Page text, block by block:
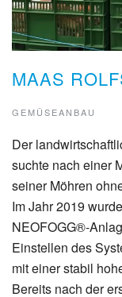
MAAS
GEMÜSEANBAU
Der
suchte nach einer
seiner Möhren
Im Jahr 2019
NEOFOGG®-
Einstellen des
mit einer stabil
Bereits nach der